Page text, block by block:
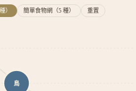
） 簡單食物網（5 種） 重置
鳥